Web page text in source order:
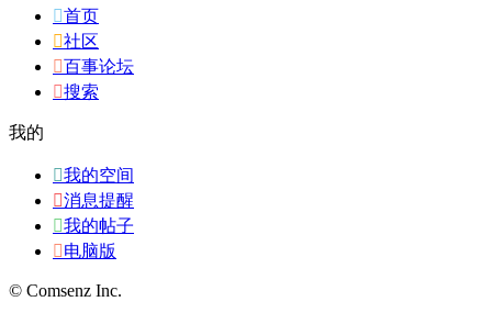
首页
社区
百事论坛
搜索
我的
我的空间
消息提醒
我的帖子
电脑版
© Comsenz Inc.